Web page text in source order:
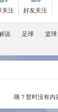
关注 好友关注
说 足球 篮球
咦？暂时没有内